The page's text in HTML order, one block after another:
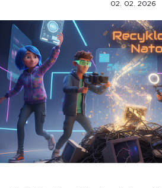
02. 02. 2026